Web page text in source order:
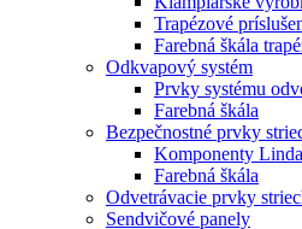
Trapézové
Farebná škála
Odkvapový systém
Prvky systému
Farebná škála
Bezpečnostné prvky
Komponenty
Farebná škála
Odvetrávacie prvky
Sendvičové panely